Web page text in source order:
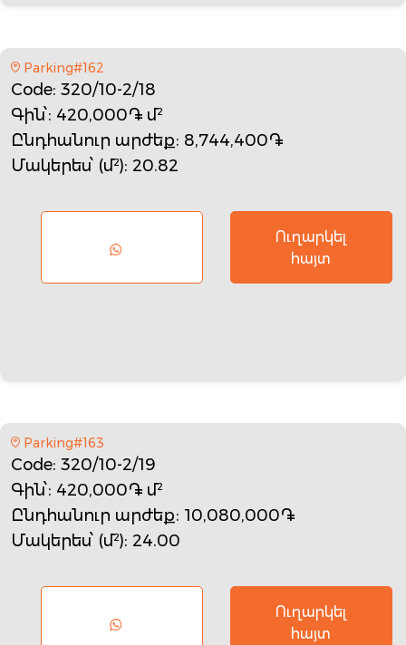
Parking#162
Code: 320/10-2/18
Գին՝: 420,000֏ մ²
Ընդհանուր արժեք: 8,744,400֏
Մակերես՝ (մ²): 20.82
Ուղարկել
հայտ
Parking#163
Code: 320/10-2/19
Գին՝: 420,000֏ մ²
Ընդհանուր արժեք: 10,080,000֏
Մակերես՝ (մ²): 24.00
Ուղարկել
հայտ